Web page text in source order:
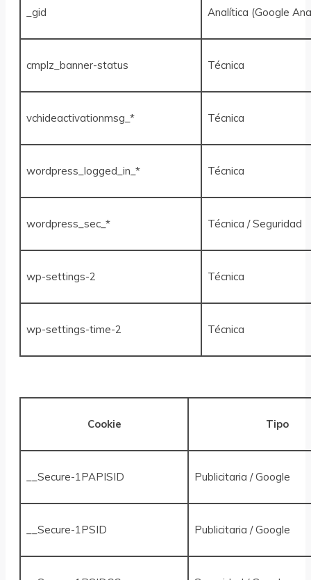
_gid Analítica (Google
cmplz_banner-status Técnica
vchideactivationmsg_* Técnica
wordpress_logged_in_* Técnica
wordpress_sec_* Técnica / Seguridad
wp-settings-2 Técnica
wp-settings-time-2 Técnica
Cookie Tipo
__Secure-1PAPISID Publicitaria / Google
__Secure-1PSID Publicitaria / Google